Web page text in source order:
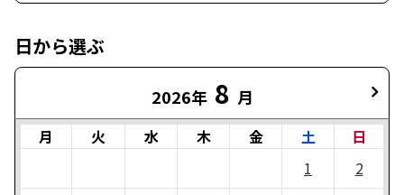
日から選ぶ
2026年 8 月
月 火 水 木 金 土
日
1
2